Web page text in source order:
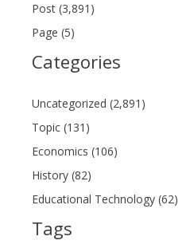
Post (3,891)
Page (5)
Categories
Uncategorized (2,891)
Topic (131)
Economics (106)
History (82)
Educational Technology (62)
Tags